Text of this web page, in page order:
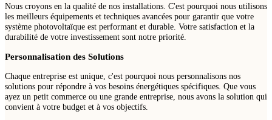
Nous croyons en la qualité de nos installations. C'est pourquoi nous utilisons
les meilleurs équipements et techniques avancées pour garantir que votre
système photovoltaïque est performant et durable. Votre satisfaction et la
durabilité de votre investissement sont notre priorité.
Personnalisation des Solutions
Chaque entreprise est unique, c'est pourquoi nous personnalisons nos
solutions pour répondre à vos besoins énergétiques spécifiques. Que vous
ayez un petit commerce ou une grande entreprise, nous avons la solution qui
convient à votre budget et à vos objectifs.